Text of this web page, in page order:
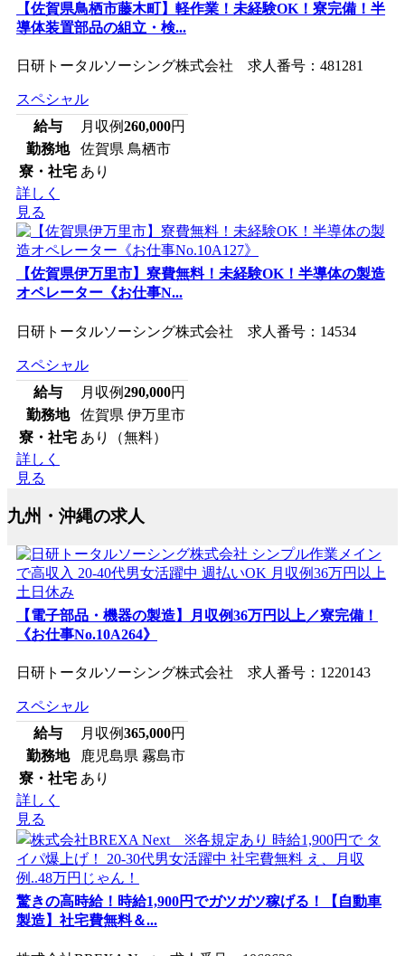
【佐賀県鳥栖市藤木町】軽作業！未経験OK！寮完備！半
導体装置部品の組立・検...
日研トータルソーシング株式会社 求人番号：481281
スペシャル
給与
月収例260,000円
勤務地
佐賀県 鳥栖市
寮・社宅 あり
詳しく
見る
【佐賀県伊万里市】寮費無料！未経験OK！半導体の製造
オペレーター《お仕事N...
日研トータルソーシング株式会社 求人番号：14534
スペシャル
給与
月収例290,000円
勤務地
佐賀県 伊万里市
寮・社宅 あり（無料）
詳しく
見る
九州・沖縄の求人
【電子部品・機器の製造】月収例36万円以上／寮完備！
《お仕事No.10A264》
日研トータルソーシング株式会社 求人番号：1220143
スペシャル
給与
月収例365,000円
勤務地
鹿児島県 霧島市
寮・社宅 あり
詳しく
見る
驚きの高時給！時給1,900円でガツガツ稼げる！【自動車
製造】社宅費無料＆...